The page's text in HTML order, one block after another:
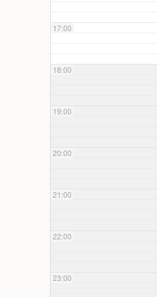
17:00
18:00
19:00
20:00
21:00
22:00
23:00